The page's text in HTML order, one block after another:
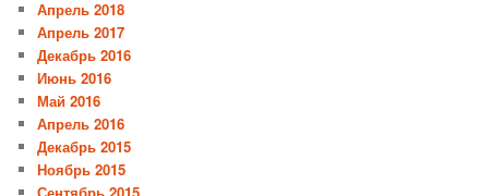
Апрель 2018
Апрель 2017
Декабрь 2016
Июнь 2016
Май 2016
Апрель 2016
Декабрь 2015
Ноябрь 2015